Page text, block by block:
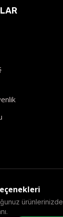
ürünlerinizde